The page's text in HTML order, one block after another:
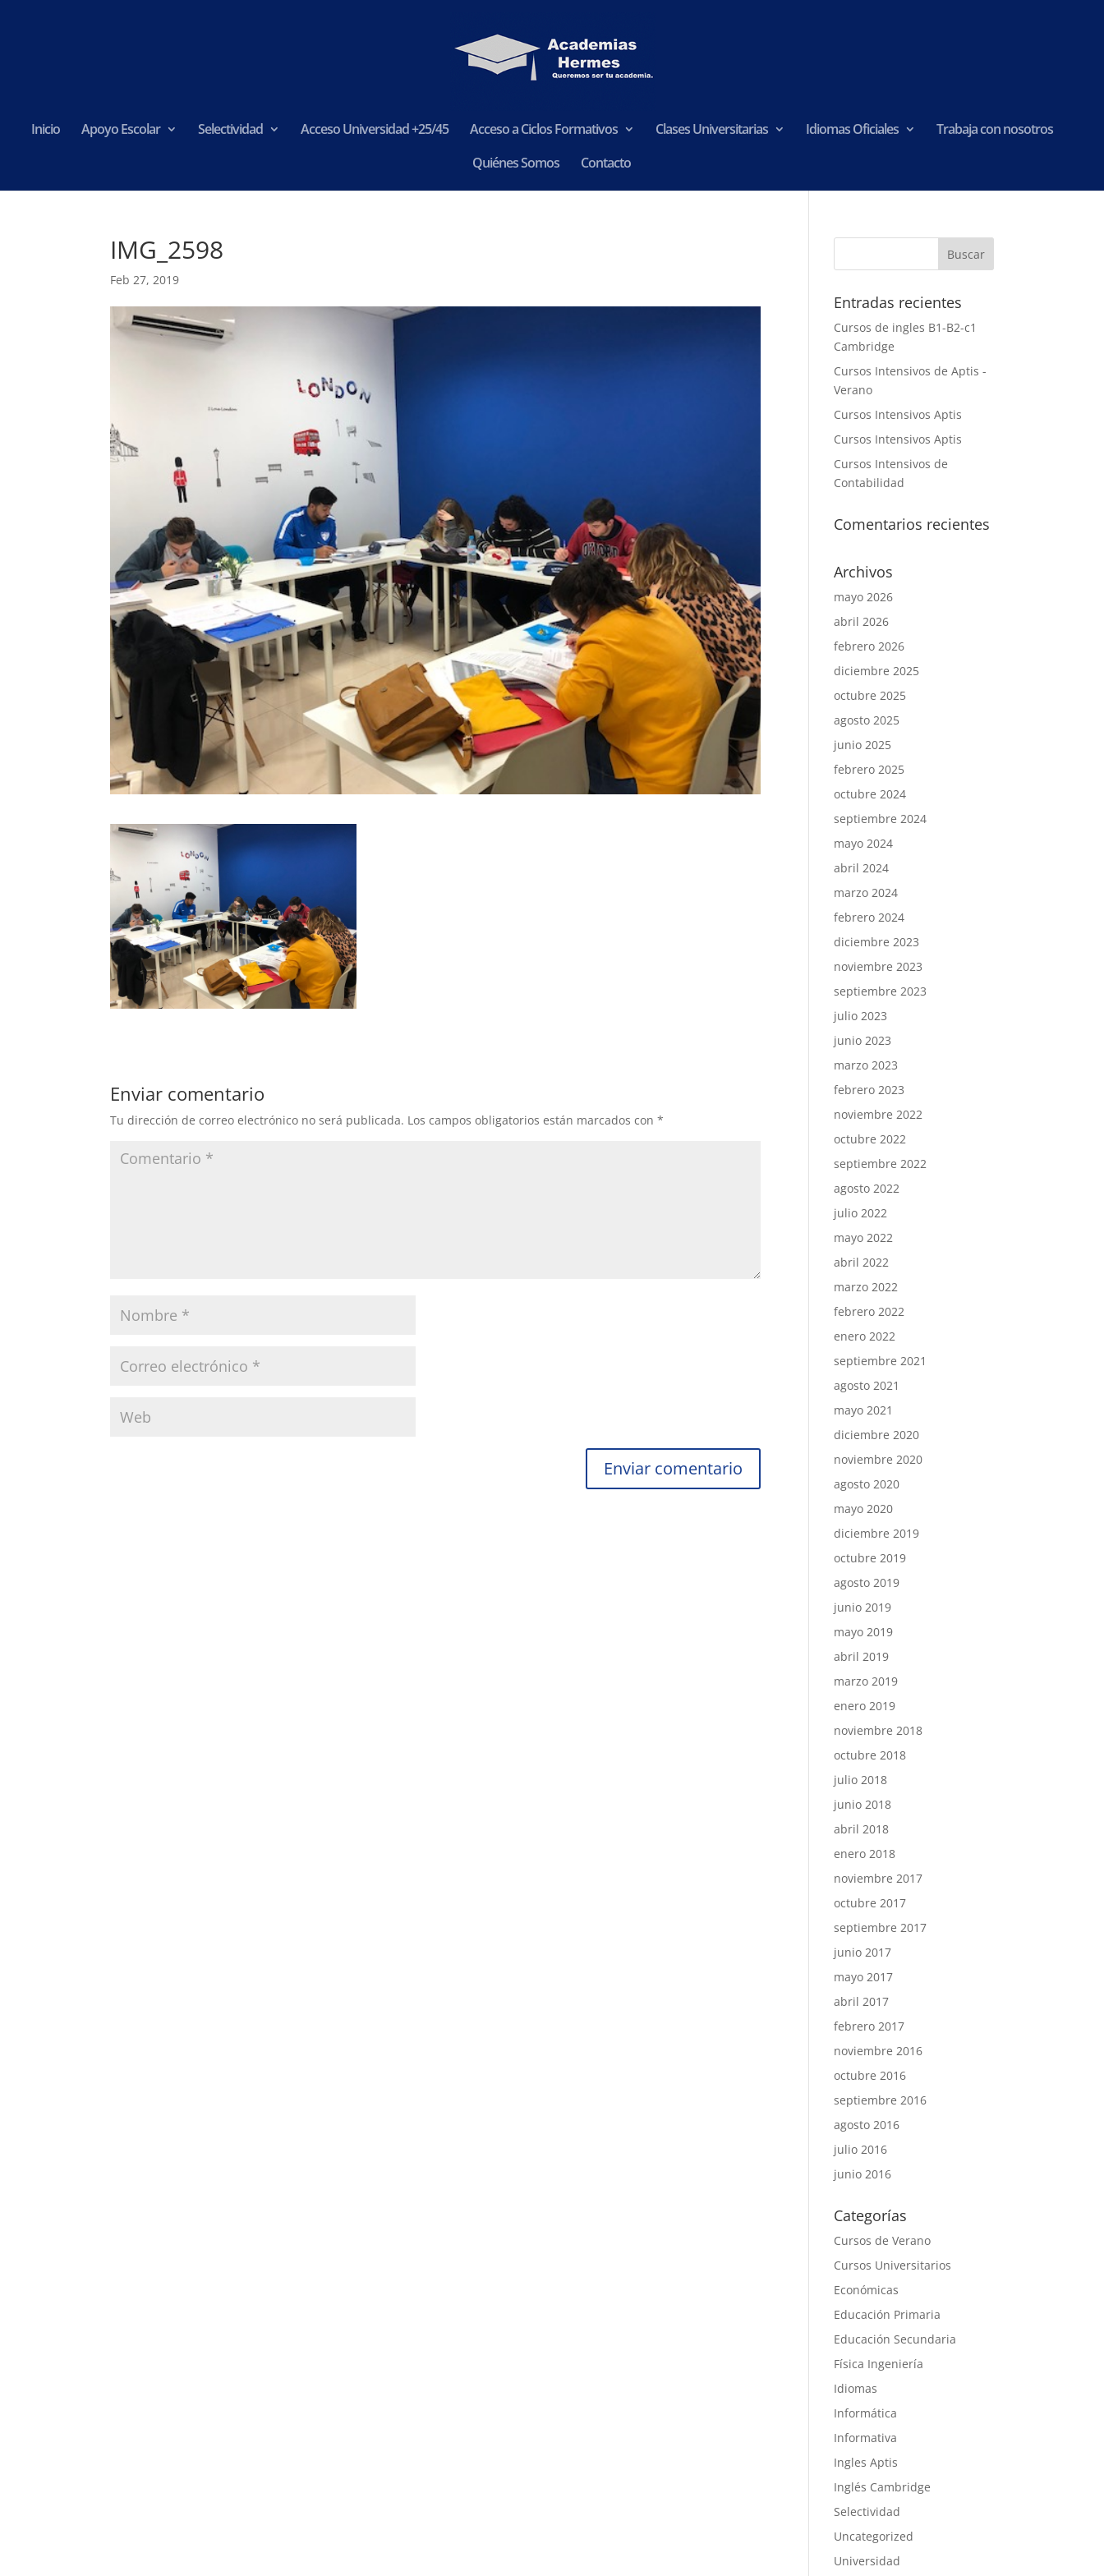
Inicio Apoyo Escolar Selectividad Acceso Universidad +25/45 Acceso a Ciclos Formativos Clases Universitarias Idiomas Oficiales
Trabaja con nosotros
Quiénes Somos
Contacto
IMG_2598
Feb 27, 2019
Enviar comentario
Tu dirección de correo electrónico no será publicada. Los campos obligatorios están marcados con*
Entradas recientes
Cursos de ingles B1-B2-c1
Cambridge
Cursos Intensivos de Aptis -
Verano
Cursos Intensivos Aptis
Cursos Intensivos Aptis
Cursos Intensivos de
Contabilidad
Comentarios recientes
Archivos
mayo 2026
abril 2026
febrero 2026
diciembre 2025
octubre 2025
agosto 2025
junio 2025
febrero 2025
octubre 2024
septiembre 2024
mayo 2024
abril 2024
marzo 2024
febrero 2024
diciembre 2023
noviembre 2023
septiembre 2023
julio 2023
junio 2023
marzo 2023
febrero 2023
noviembre 2022
octubre 2022
septiembre 2022
agosto 2022
julio 2022
mayo 2022
abril 2022
marzo 2022
febrero 2022
enero 2022
septiembre 2021
agosto 2021
mayo 2021
diciembre 2020
noviembre 2020
agosto 2020
mayo 2020
diciembre 2019
octubre 2019
agosto 2019
junio 2019
mayo 2019
abril 2019
marzo 2019
enero 2019
noviembre 2018
octubre 2018
julio 2018
junio 2018
abril 2018
enero 2018
noviembre 2017
octubre 2017
septiembre 2017
junio 2017
mayo 2017
abril 2017
febrero 2017
noviembre 2016
octubre 2016
septiembre 2016
agosto 2016
julio 2016
junio 2016
Categorías
Cursos de Verano
Cursos Universitarios
Económicas
Educación Primaria
Educación Secundaria
Física Ingeniería
Idiomas
Informática
Informativa
Ingles Aptis
Inglés Cambridge
Selectividad
Uncategorized
Universidad